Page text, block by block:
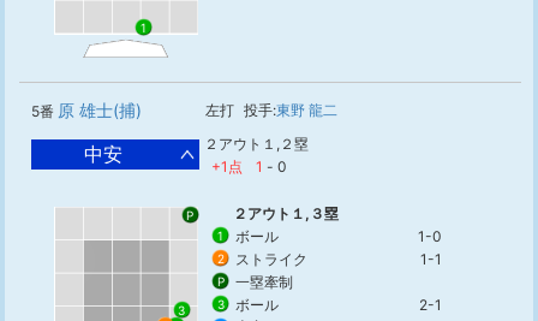
1
5番 原 雄士(捕) 左打 投手:東野 龍二
中安
２アウト１,２塁
+1点
1 - 0
P
3
２アウト１,３塁
1 ボール 1-0
2 ストライク 1-1
P 一塁牽制
3 ボール 2-1